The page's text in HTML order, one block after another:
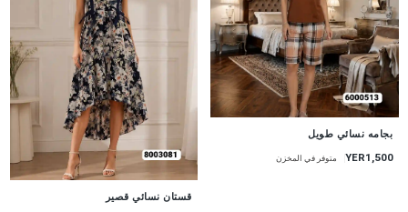
بجامه نسائي طويل
YER1,500 متوفر في المخزن
قستان نسائي قصير